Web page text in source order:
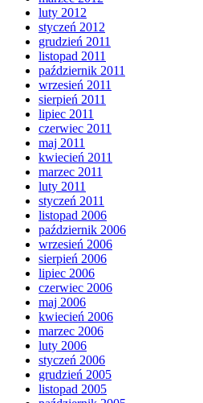
luty 2012
styczeń 2012
grudzień 2011
listopad 2011
październik 2011
wrzesień 2011
sierpień 2011
lipiec 2011
czerwiec 2011
maj 2011
kwiecień 2011
marzec 2011
luty 2011
styczeń 2011
listopad 2006
październik 2006
wrzesień 2006
sierpień 2006
lipiec 2006
czerwiec 2006
maj 2006
kwiecień 2006
marzec 2006
luty 2006
styczeń 2006
grudzień 2005
listopad 2005